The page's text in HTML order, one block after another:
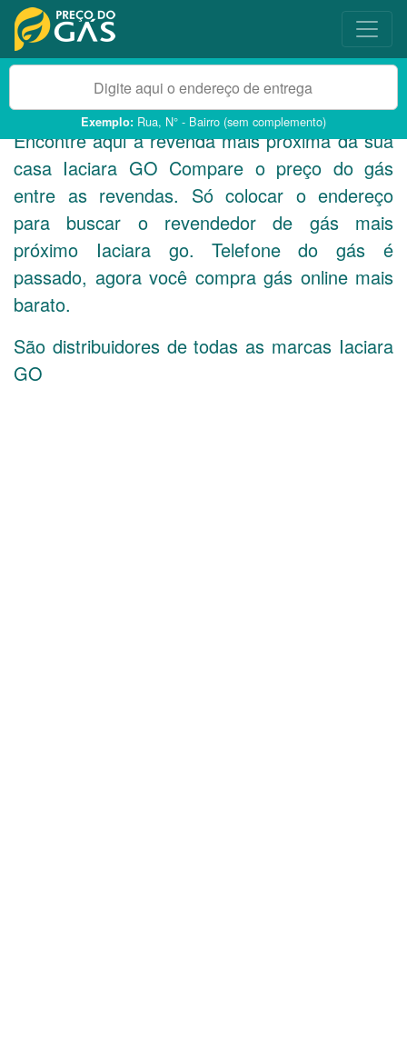
Exemplo: Rua, N° - Bairro (sem complemento)
Encontre aqui a revenda mais próxima da sua
casa Iaciara GO Compare o preço do gás
entre as revendas. Só colocar o endereço
para buscar o revendedor de gás mais
próximo Iaciara go. Telefone do gás é
passado, agora você compra gás online mais
barato.
São distribuidores de todas as marcas Iaciara
GO